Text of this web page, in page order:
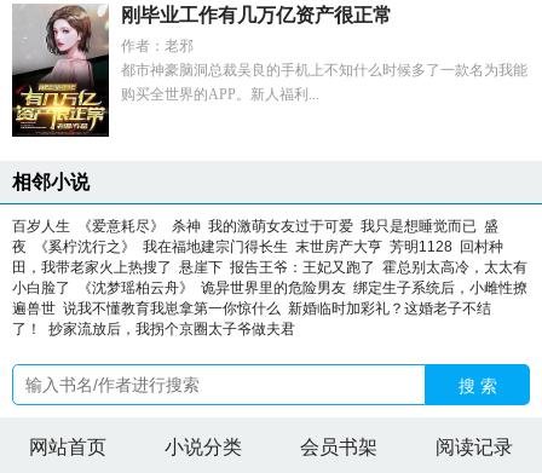
刚毕业工作有几万亿资产很正常
作者：老邪
都市神豪脑洞总裁吴良的手机上不知什么时候多了一款名为我能
购买全世界的APP。新人福利...
相邻小说
百岁人生 《爱意耗尽》 杀神 我的激萌女友过于可爱 我只是想睡觉而已 盛
夜
《奚柠沈行之》 我在福地建宗门得长生 末世房产大亨 芳明1128 回村种
田，我带老家火上热搜了 悬崖下 报告王爷：王妃又跑了 霍总别太高冷，太太有
小白脸了
《沈梦瑶柏云舟》 诡异世界里的危险男友 绑定生子系统后，小雌性撩
遍兽世 说我不懂教育我崽拿第一你惊什么 新婚临时加彩礼？这婚老子不结
了！
抄家流放后，我拐个京圈太子爷做夫君
搜 索
网站首页 小说分类 会员书架 阅读记录